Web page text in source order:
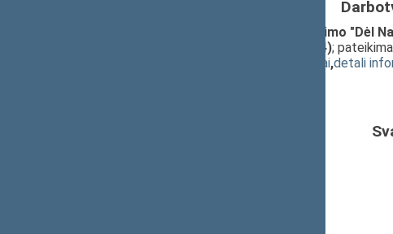
Seimo NUTARIMO "Dėl Seimo nutarimo
pakeitimo" PROJEKTAS (Nr. IXP-784);
susiję dokumentai,detali